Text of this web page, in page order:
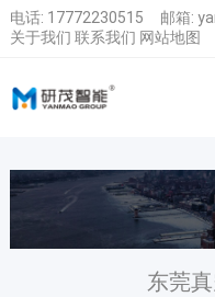
电话: 17772230515 邮箱:
关于我们 联系我们 网站地图
东莞